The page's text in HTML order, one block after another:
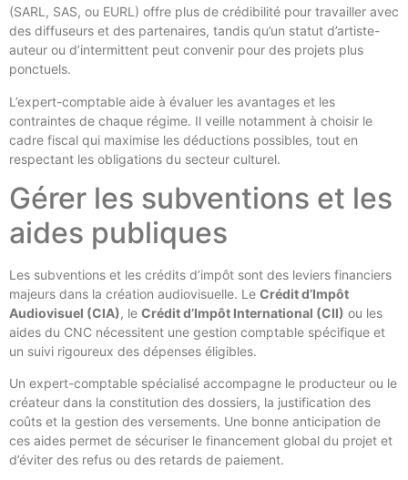
(SARL, SAS, ou EURL) offre plus de crédibilité pour travailler avec
des diffuseurs et des partenaires, tandis qu’un statut d’artiste-
auteur ou d’intermittent peut convenir pour des projets plus
ponctuels.
L’expert-comptable aide à évaluer les avantages et les
contraintes de chaque régime. Il veille notamment à choisir le
cadre fiscal qui maximise les déductions possibles, tout en
respectant les obligations du secteur culturel.
Gérer les subventions et les
aides publiques
Les subventions et les crédits d’impôt sont des leviers financiers
majeurs dans la création audiovisuelle. Le Crédit d’Impôt
Audiovisuel (CIA), le Crédit d’Impôt International (CII) ou les
aides du CNC nécessitent une gestion comptable spécifique et
un suivi rigoureux des dépenses éligibles.
Un expert-comptable spécialisé accompagne le producteur ou le
créateur dans la constitution des dossiers, la justification des
coûts et la gestion des versements. Une bonne anticipation de
ces aides permet de sécuriser le financement global du projet et
d’éviter des refus ou des retards de paiement.